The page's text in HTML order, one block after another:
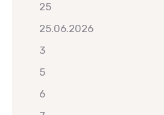
25
25.06.2026
3
5
6